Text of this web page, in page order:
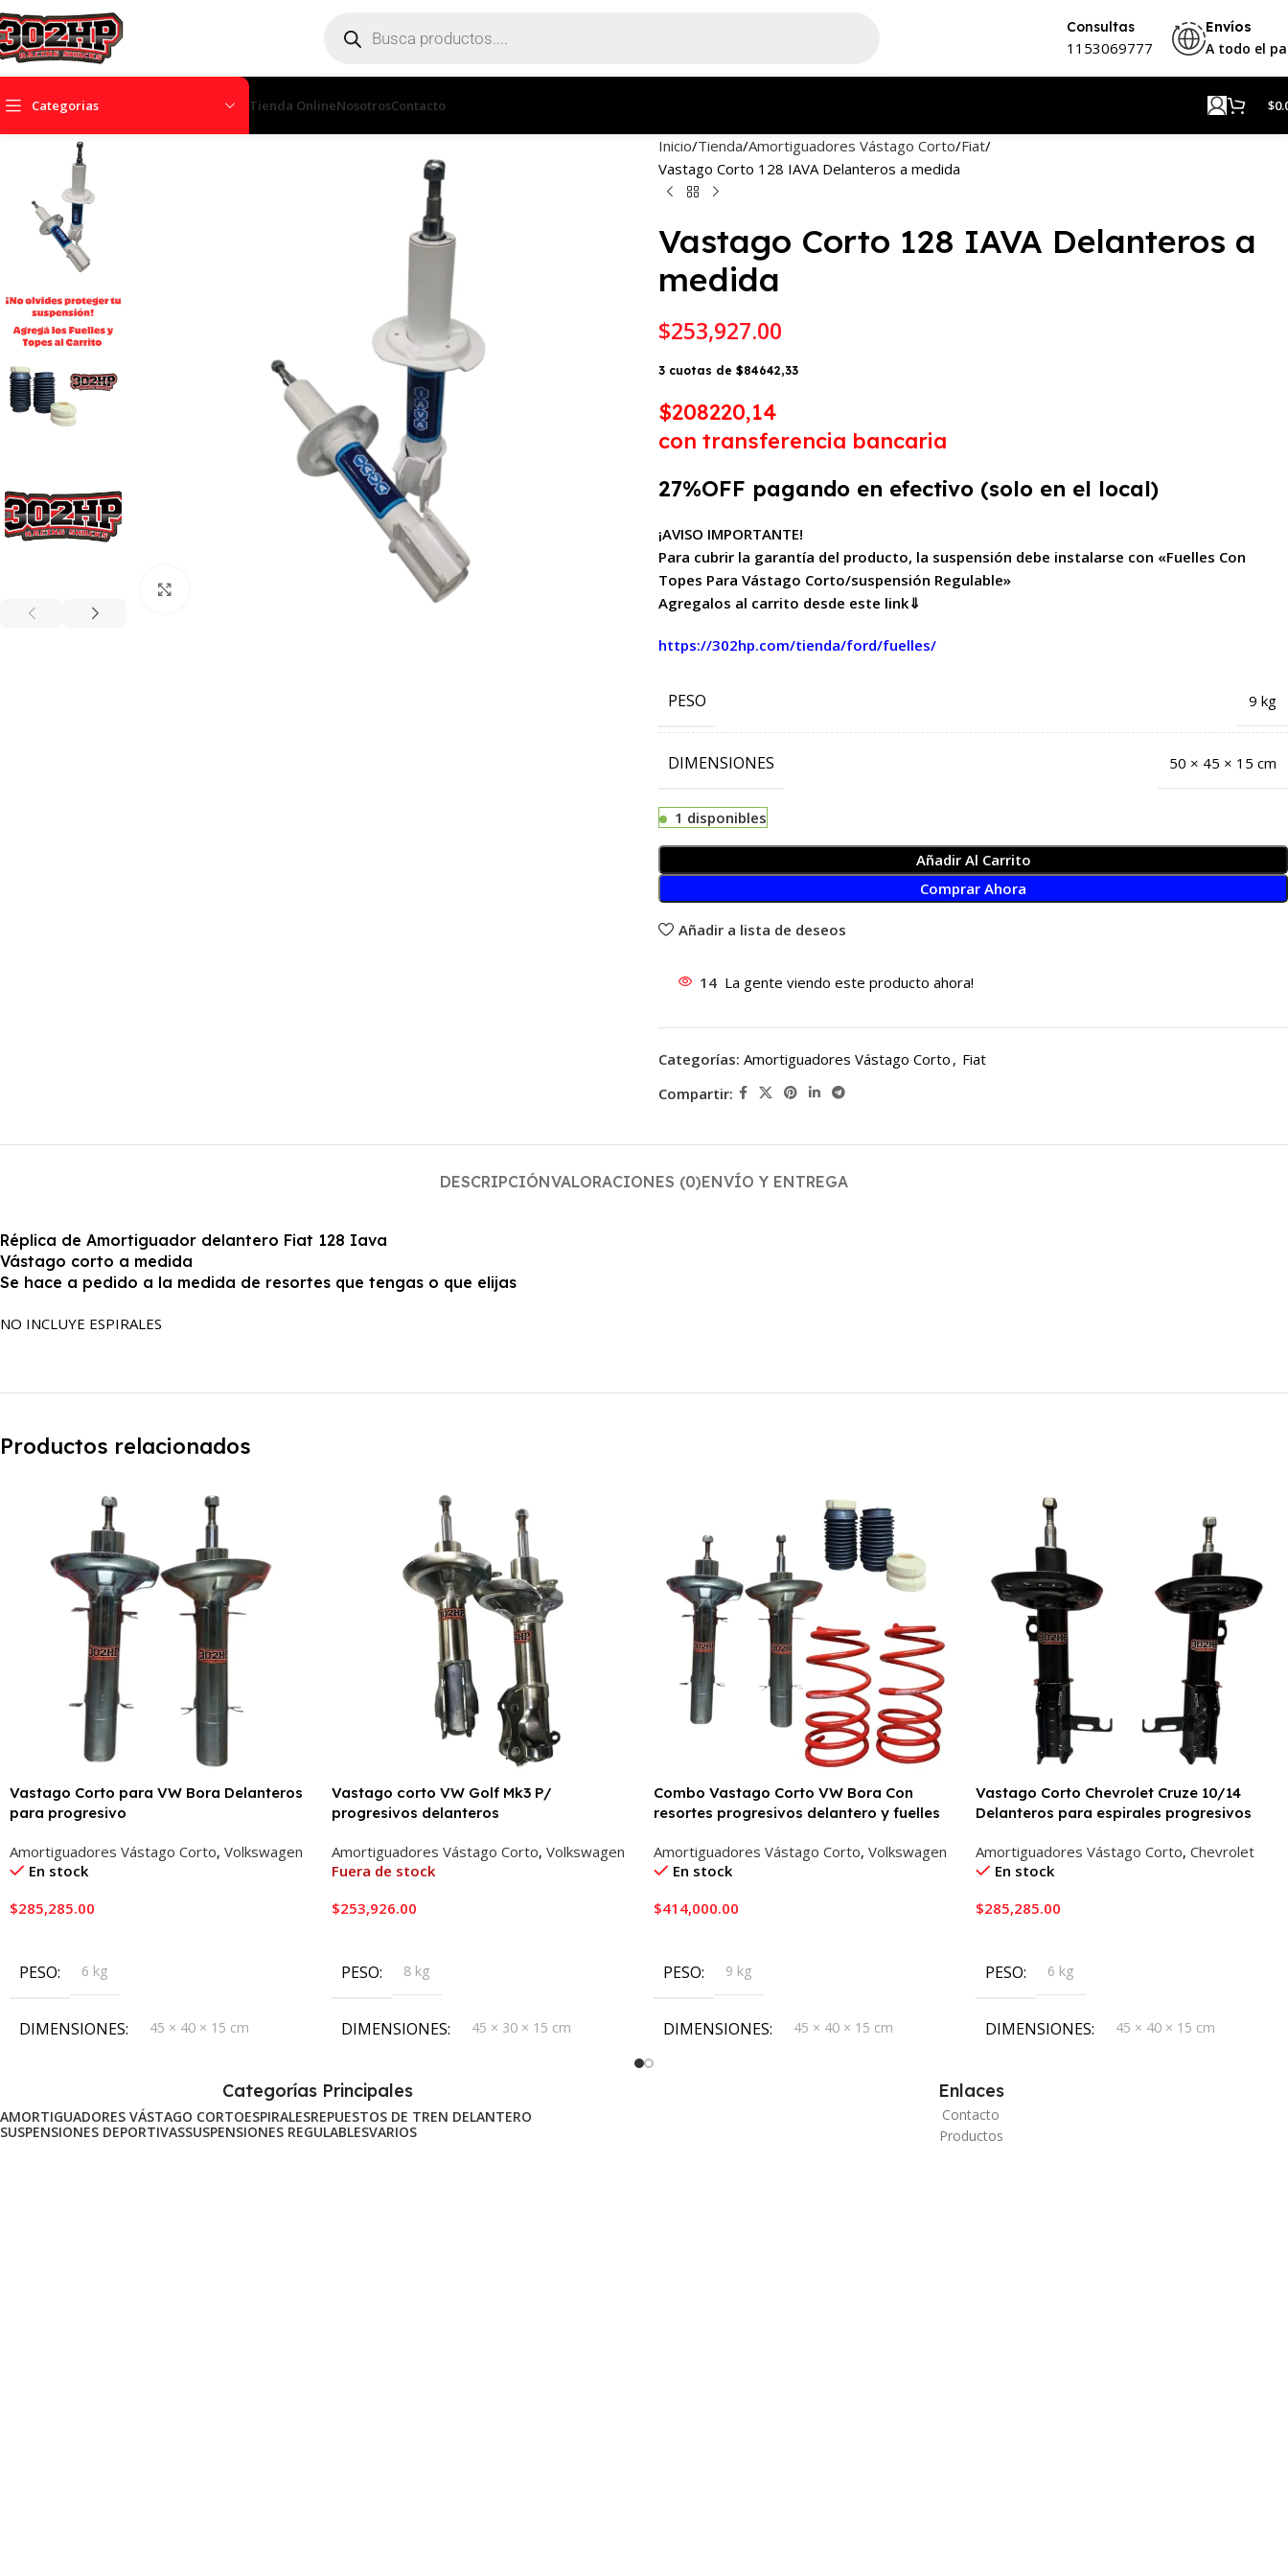
Consultas
1153069777
Envíos
A todo el
Categorias Tienda OnlineNosotrosContacto $
Inicio Tienda Amortiguadores Vástago Corto Fiat
Vastago Corto 128 IAVA Delanteros a medida
Vastago Corto 128 IAVA Delanteros a
medida
$253,927.00
3 cuotas de $84642,33
$208220,14
con transferencia bancaria
27%OFF pagando en efectivo (solo en el local)
¡AVISO IMPORTANTE!
Para cubrir la garantía del producto, la suspensión debe instalarse con «Fuelles Con
Topes Para Vástago Corto/suspensión Regulable»
Agregalos al carrito desde este link⇓
https://302hp.com/tienda/ford/fuelles/
PESO 9 kg
DIMENSIONES 50 × 45 × 15 cm
1 disponibles
Añadir Al Carrito
Comprar Ahora
Añadir a lista de deseos
14 La gente viendo este producto ahora!
Categorías: Amortiguadores Vástago Corto , Fiat
Compartir:
DESCRIPCIÓNVALORACIONES (0)ENVÍO Y ENTREGA
Réplica de Amortiguador delantero Fiat 128 Iava
Vástago corto a medida
Se hace a pedido a la medida de resortes que tengas o que elijas
NO INCLUYE ESPIRALES
Productos relacionados
Vastago Corto para VW Bora Delanteros
para progresivo
Amortiguadores Vástago Corto, Volkswagen
En stock
$285,285.00
PESO 6 kg
DIMENSIONES 45 × 40 × 15 cm
Vastago corto VW Golf Mk3 P/
progresivos delanteros
Amortiguadores Vástago Corto, Volkswagen
Fuera de stock
$253,926.00
PESO 8 kg
DIMENSIONES 45 × 30 × 15 cm
Combo Vastago Corto VW Bora Con
resortes progresivos delantero y fuelles
Amortiguadores Vástago Corto, Volkswagen
En stock
$414,000.00
PESO 9 kg
DIMENSIONES 45 × 40 × 15 cm
Vastago Corto Chevrolet Cruze 10/14
Delanteros para espirales progresivos
Amortiguadores Vástago Corto, Chevrolet
En stock
$285,285.00
PESO 6 kg
DIMENSIONES 45 × 40 × 15 cm
Categorías Principales
AMORTIGUADORES VÁSTAGO CORTOESPIRALESREPUESTOS DE TREN DELANTERO
SUSPENSIONES DEPORTIVASSUSPENSIONES REGULABLESVARIOS
Enlaces
Contacto
Productos